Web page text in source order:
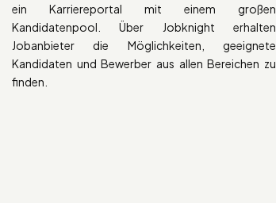
ein Karriereportal mit einem großen
Kandidatenpool. Über Jobknight erhalten
Jobanbieter die Möglichkeiten, geeignete
Kandidaten und Bewerber aus allen Bereichen zu
finden.